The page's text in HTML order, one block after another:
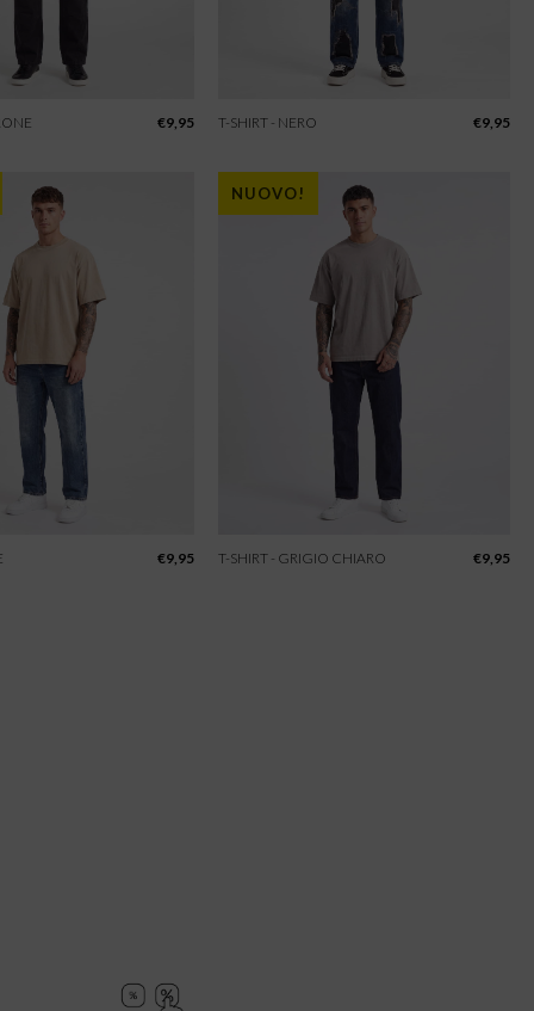
€9,95 T-SHIRT - NERO €9,95
€9,95
NUOVO!
T-SHIRT - GRIGIO CHIARO €9,95